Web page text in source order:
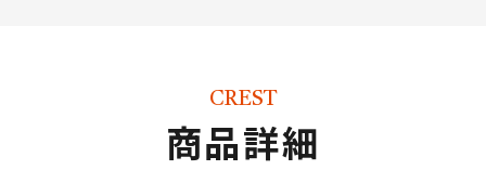
CREST
商品詳細